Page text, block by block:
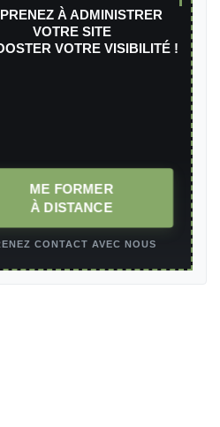
À ADMINISTRER
VOTRE SITE
VOTRE VISIBILITÉ !
ME FORMER
À DISTANCE
CONTACT AVEC NOUS